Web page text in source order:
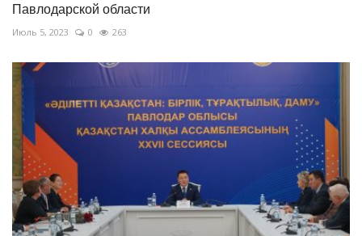
Павлодарской области
Июль 5, 2023 0 263